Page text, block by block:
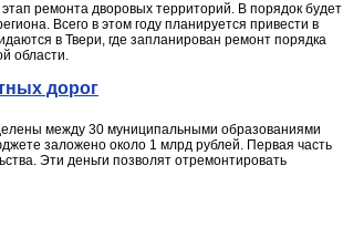
ремонта дворовых территорий. В порядок будет
Всего в этом году планируется привести в
в Твери, где запланирован ремонт порядка
области.
дорог
между 30 муниципальными образованиями
заложено около 1 млрд рублей. Первая часть
Эти деньги позволят отремонтировать